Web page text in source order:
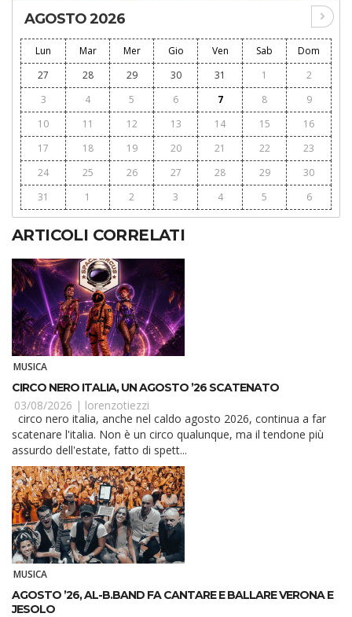
AGOSTO 2026
Lun Mar Mer Gio Ven Sab
Dom
27
28 29 30 31 1
2
3
4 5 6 7 8
9
10
11 12 13 14 15
16
17
18 19 20 21 22
23
24
25 26 27 28 29
30
31
1 2 3 4 5 6
ARTICOLI CORRELATI
MUSICA
CIRCO NERO ITALIA, UN AGOSTO ’26 SCATENATO
03/08/2026 | lorenzotiezzi
scatenare l'italia. Non è un circo qualunque, ma il tendone più
assurdo dell'estate, fatto di spett...
MUSICA
AGOSTO ’26, AL-B.BAND FA CANTARE E BALLARE VERONA E
JESOLO